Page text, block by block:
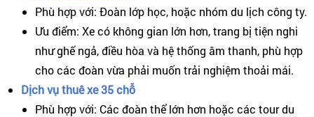
Phù hợp với: Đoàn lớp học, hoặc nhóm du lịch công ty.
Ưu điểm: Xe có không gian lớn hơn, trang bị tiện nghi
như ghế ngả, điều hòa và hệ thống âm thanh, phù hợp
cho các đoàn vừa phải muốn trải nghiệm thoải mái.
Dịch vụ thuê xe 35 chỗ
Phù hợp với: Các đoàn thể lớn hơn hoặc các tour du